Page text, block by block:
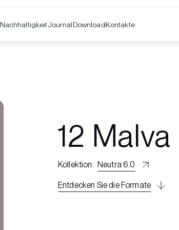
NachhaltigkeitJournalDownloadKontakte
12 Malva
Kollektion: Neutra 6.0
Entdecken Sie die Formate